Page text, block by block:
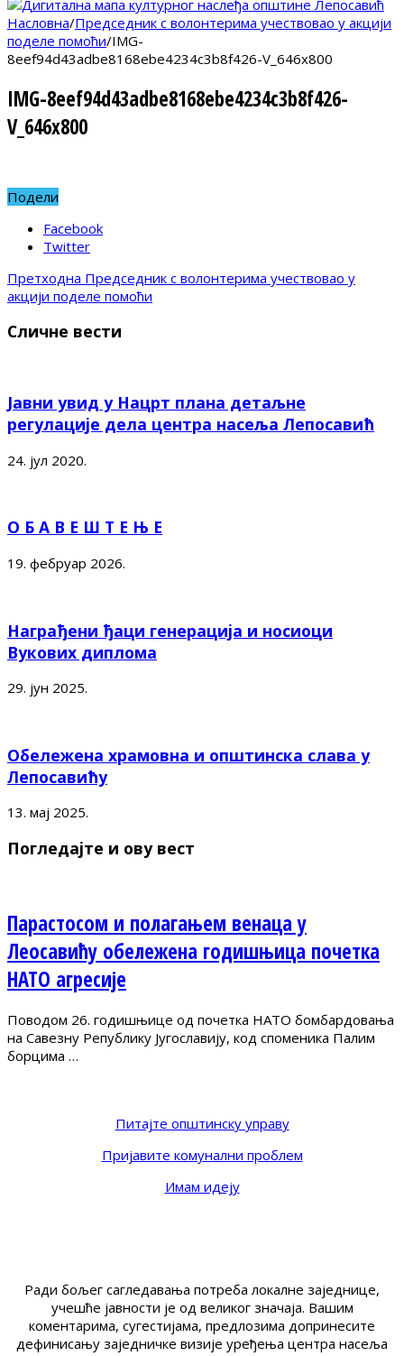
Насловна/Председник с волонтерима учествовао у акцији
поделе помоћи/IMG-
8eef94d43adbe8168ebe4234c3b8f426-V_646x800
IMG-8eef94d43adbe8168ebe4234c3b8f426-
V_646x800
Подели
Facebook
Twitter
Претходна Председник с волонтерима учествовао у
акцији поделе помоћи
Сличне вести
Јавни увид у Нацрт плана детаљне
регулације дела центра насеља Лепосавић
24. јул 2020.
О Б А В Е Ш Т Е Њ Е
19. фебруар 2026.
Награђени ђаци генерација и носиоци
Вукових диплома
29. јун 2025.
Обележена храмовна и општинска слава у
Лепосавићу
13. мај 2025.
Погледајте и ову вест
Парастосом и полагањем венаца у
Леосавићу обележена годишњица почетка
НАТО агресије
Поводом 26. годишњице од почетка НАТО бомбардовања
на Савезну Републику Југославију, код споменика Палим
борцима …
Питајте општинску управу
Пријавите комунални проблем
Имам идеју
Ради бољег сагледавања потреба локалне заједнице,
учешће јавности је од великог значаја. Вашим
коментарима, сугестијама, предлозима допринесите
дефинисању заједничке визије уређења центра насеља